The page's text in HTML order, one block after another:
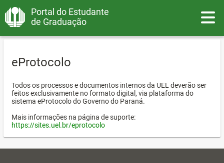
Portal do Estudante
de Graduação
eProtocolo
Todos os processos e documentos internos da UEL deverão ser
feitos exclusivamente no formato digital, via plataforma do
sistema eProtocolo do Governo do Paraná.
Mais informações na página de suporte:
https://sites.uel.br/eprotocolo